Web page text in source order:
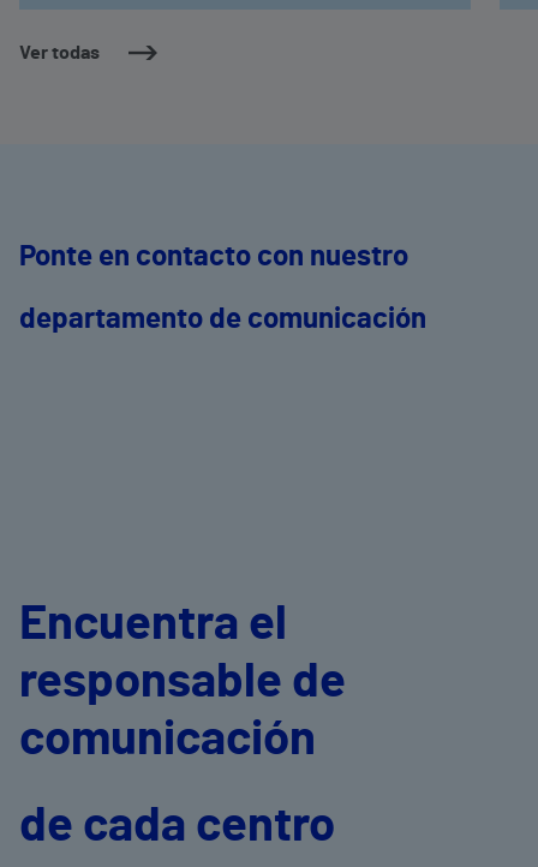
Ver todas
Ponte en contacto con nuestro
departamento de comunicación
Encuentra el
responsable de
comunicación
de cada centro